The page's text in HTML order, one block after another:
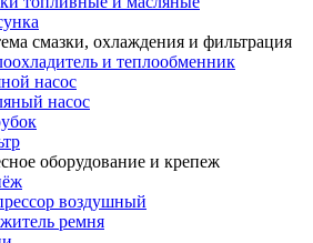
смазки, охлаждения и фильтрация
и теплообменник
насос
насос
оборудование и крепеж
воздушный
ремня